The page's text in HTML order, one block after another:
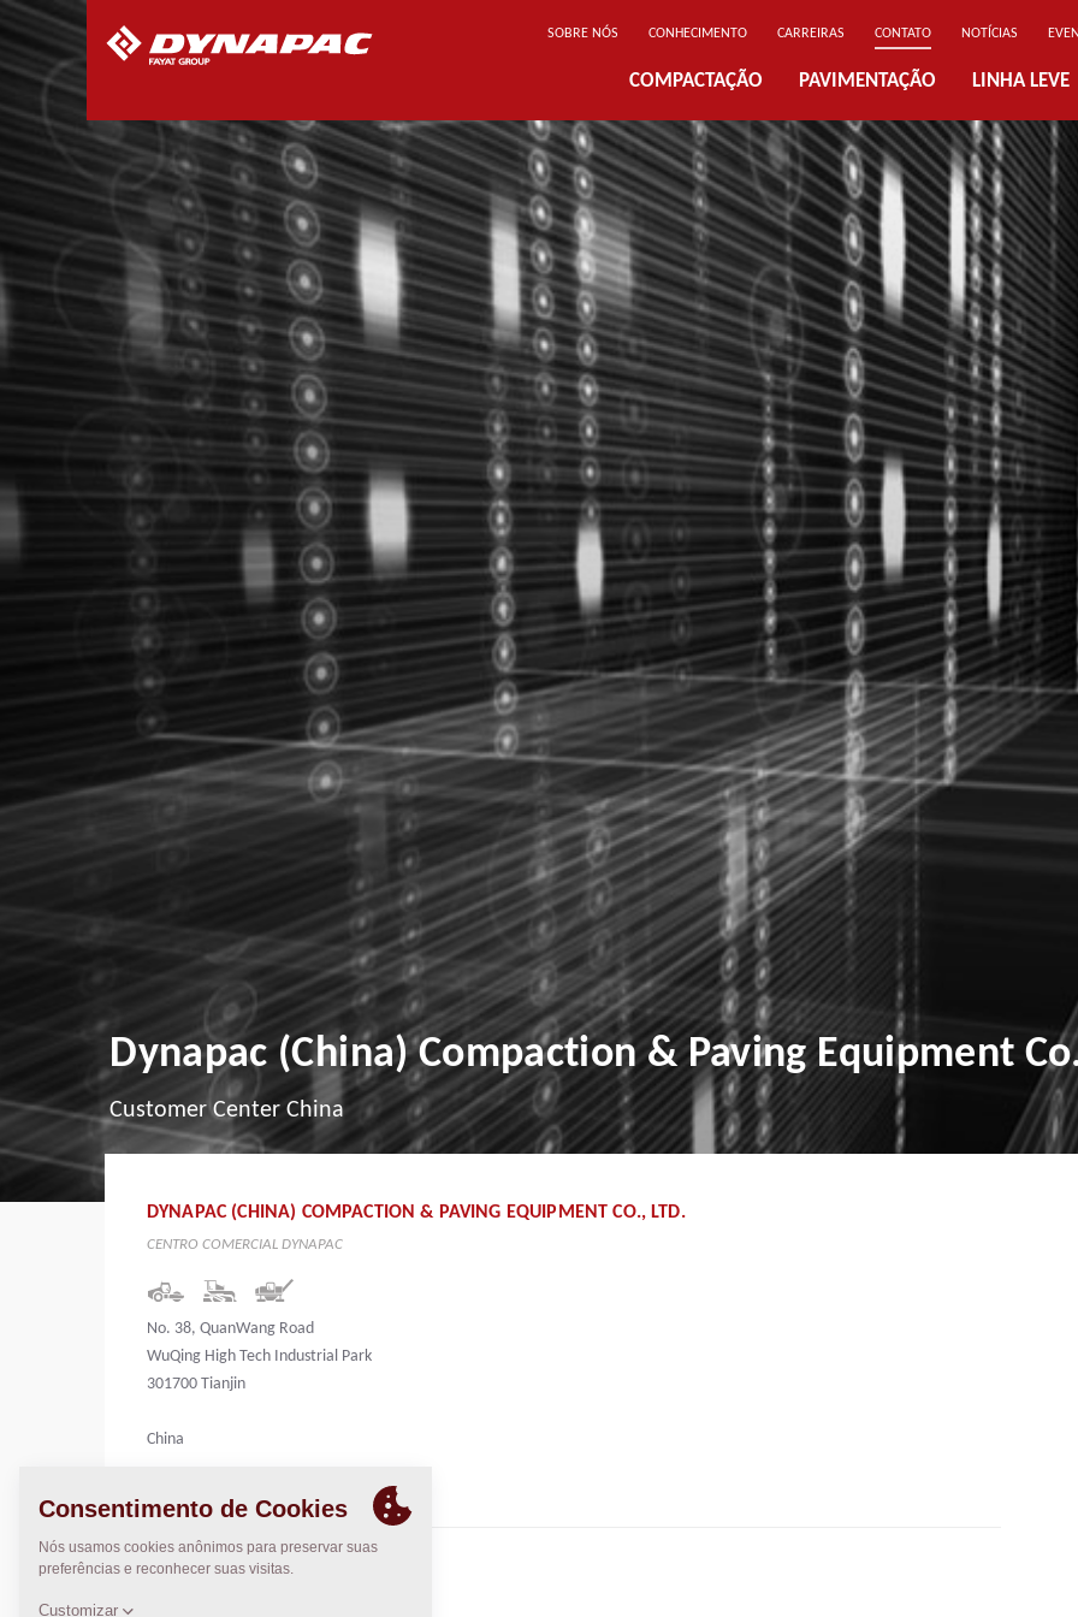
SOBRE NÓS CONHECIMENTO CARREIRAS CONTATO NOTÍCIAS
COMPACTAÇÃO PAVIMENTAÇÃO LINHA LEVE
Dynapac (China) Compaction & Paving Equipment
Customer Center China
DYNAPAC (CHINA) COMPACTION & PAVING EQUIPMENT CO., LTD.
CENTRO COMERCIAL DYNAPAC
No. 38, QuanWang Road
WuQing High Tech Industrial Park
301700 Tianjin
China
CONTATOS
Business Line Manager 销售总监